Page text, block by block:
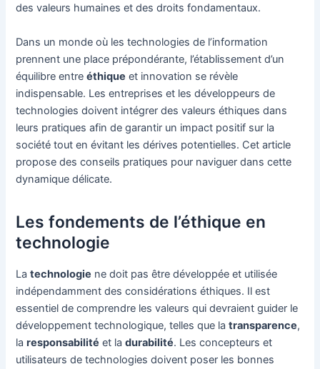
des valeurs humaines et des droits fondamentaux.
Dans un monde où les technologies de l’information
prennent une place prépondérante, l’établissement d’un
équilibre entreéthique et innovation se révèle
indispensable. Les entreprises et les développeurs de
technologies doivent intégrer des valeurs éthiques dans
leurs pratiques afin de garantir un impact positif sur la
société tout en évitant les dérives potentielles. Cet article
propose des conseils pratiques pour naviguer dans cette
dynamique délicate.
Les fondements de l’éthique en
technologie
Latechnologie ne doit pas être développée et utilisée
indépendamment des considérations éthiques. Il est
essentiel de comprendre les valeurs qui devraient guider le
développement technologique, telles que latransparence,
laresponsabilité et ladurabilité. Les concepteurs et
utilisateurs de technologies doivent poser les bonnes